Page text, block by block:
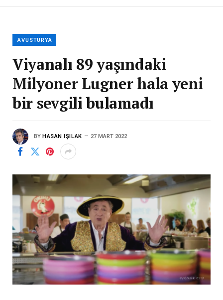
AVUSTURYA
Viyanalı 89 yaşındaki
Milyoner Lugner hala yeni
bir sevgili bulamadı
BY HASAN IŞILAK 27 MART 2022